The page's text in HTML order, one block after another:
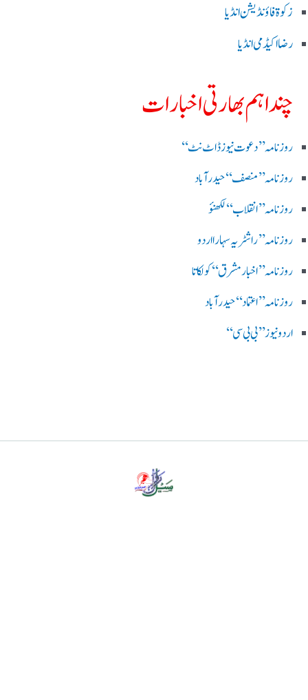
زکوۃ فاؤنڈیشن انڈیا
رضا اکیڈمی انڈیا
چند اہم بھارتی اخبارات
روز نامہ ’’ دعوت نیوز ڈاٹ نٹ‘‘
روزنامہ ’’ منصف‘‘ حیدر آباد
روزنامہ ’’ انقلاب‘‘ لکھنؤ
روز نامہ ’’راشٹریہ سہارا اردو
روزنامہ ’’اخبارمشرق‘‘ کولکاتا
روزنامہ ’’اعتماد‘‘ حیدرآباد
اردو نیوز ’’بی بی سی‘‘